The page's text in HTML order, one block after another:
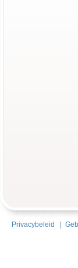
Privacybeleid